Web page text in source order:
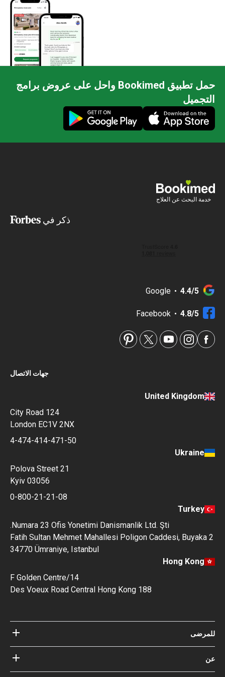
حمل تطبيق Bookimed واحل على عروض برامج
التجميل
خدمة البحث عن العلاج
ذكر في
4.4/5
Google
4.8/5
Facebook
جهات الاتصال
United Kingdom
124 City Road
London EC1V 2NX
4-474-414-471-50
Ukraine
Polova Street 21
Kyiv 03056
0-800-21-21-08
Turkey
Numara 23 Ofis Yonetimi Danismanlik Ltd. Şti.
Fatih Sultan Mehmet Mahallesi Poligon Caddesi, Buyaka 2
34770 Ümraniye, Istanbul
Hong Kong
14/F Golden Centre
188 Des Voeux Road Central Hong Kong
للمرضى
مستشفيات
مدونة
عن
عن Bookimed